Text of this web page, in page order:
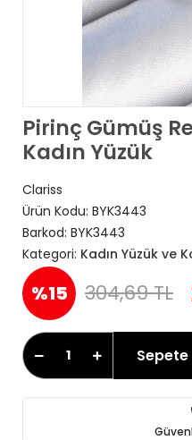
Pirinç Gümüş
Kadın Yüzük
Clariss
Ürün Kodu: BYK3443
Barkod: BYK3443
Kategori: Kadın Yüzük ve
%15 304,69 TL
Sepete